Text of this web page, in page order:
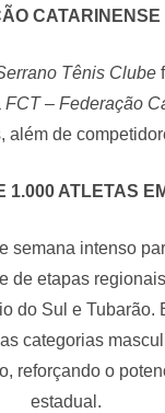
CATARINENSE
Tênis Clube
FCT – Federação
de
1.000 ATLETAS
semana intenso
de etapas
do Sul e Tubarão.
categorias
reforçando o
estadual.